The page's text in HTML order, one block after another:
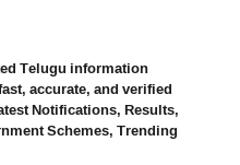
Telugu information
accurate, and verified
Notifications, Results,
Schemes, Trending